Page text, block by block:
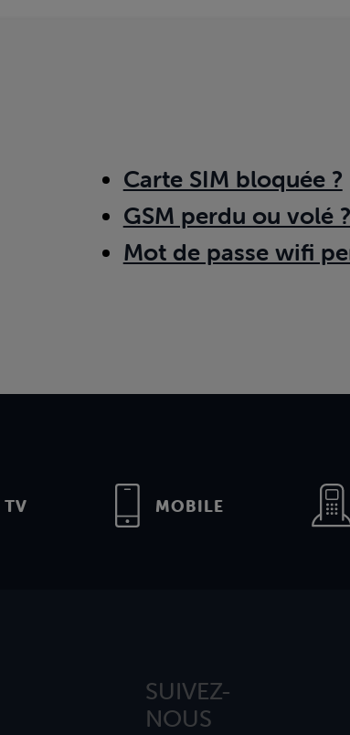
Carte SIM bloquée ?
GSM perdu ou volé ?
Mot de passe wifi
TV MOBILE
SUIVEZ-
NOUS